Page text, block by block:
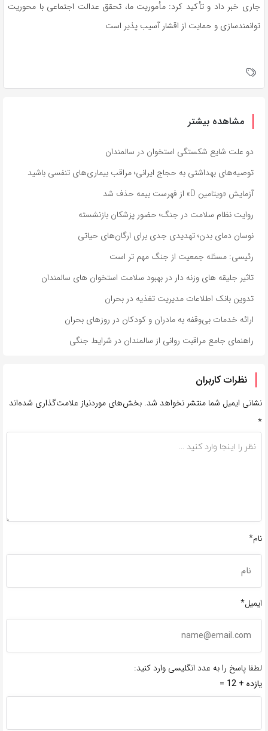
جاری خبر داد و تأکید کرد: مأموریت ما، تحقق عدالت اجتماعی با محوریت
توانمندسازی و حمایت از اقشار آسیب پذیر است
مشاهده بیشتر
دو علت شایع شکستگی استخوان در سالمندان
توصیه‌های بهداشتی به حجاج ایرانی؛ مراقب بیماری‌های تنفسی باشید
آزمایش «ویتامین D» از فهرست بیمه حذف شد
روایت نظام سلامت در جنگ؛ حضور پزشکان بازنشسته
نوسان دمای بدن؛ تهدیدی جدی برای ارگان‌های حیاتی
رئیسی: مسئله جمعیت از جنگ مهم تر است
تاثیر جلیقه های وزنه دار در بهبود سلامت استخوان های سالمندان
تدوین بانک اطلاعات مدیریت تغذیه در بحران
ارائه خدمات بی‌وقفه به مادران و کودکان در روزهای بحران
راهنمای جامع مراقبت روانی از سالمندان در شرایط جنگی
نظرات کاربران
نشانی ایمیل شما منتشر نخواهد شد. بخش‌های موردنیاز علامت‌گذاری شده‌اند
*
نام*
ایمیل*
لطفا پاسخ را به عدد انگلیسی وارد کنید:
یازده + 12 =